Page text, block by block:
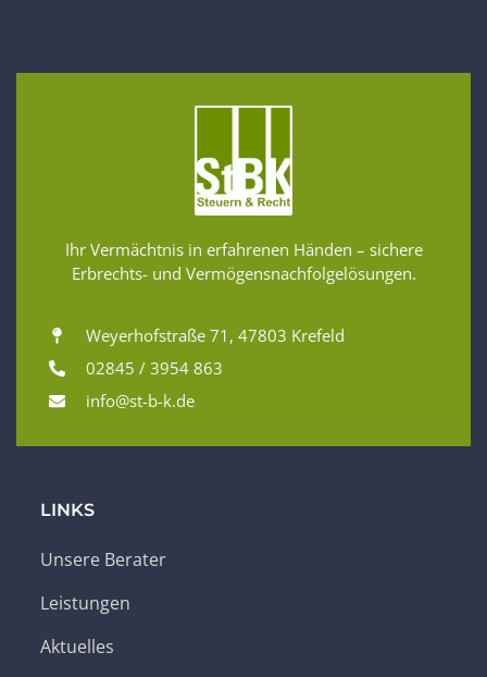
Ihr Vermächtnis in erfahrenen Händen – sichere
Erbrechts- und Vermögensnachfolgelösungen.
Weyerhofstraße 71, 47803 Krefeld
02845 / 3954 863
info@st-b-k.de
LINKS
Unsere Berater
Leistungen
Aktuelles